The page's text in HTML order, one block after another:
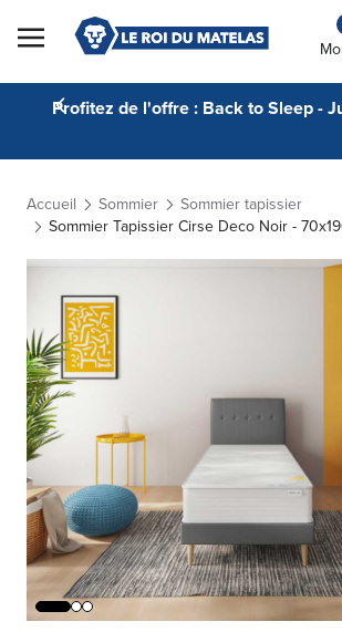
Skip to Content
Profitez de l'offre : Back to Sleep -
Accueil Sommier
Sommier tapissier
Sommier Tapissier Cirse Deco Noir -